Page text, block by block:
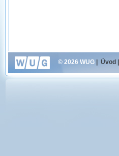
© 2026 WUG Úvod